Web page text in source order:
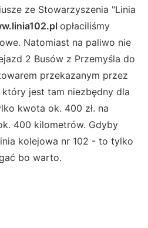
ze Stowarzyszenia "Linia
opłaciliśmy
Natomiast na paliwo nie
2 Busów z Przemyśla do
przekazanym przez
jest tam niezbędny dla
kwota ok. 400 zł. na
400 kilometrów. Gdyby
kolejowa nr 102 - to tylko
bo warto.